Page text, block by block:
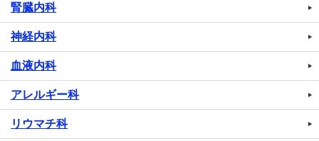
腎臓内科
神経内科
血液内科
アレルギー科
リウマチ科